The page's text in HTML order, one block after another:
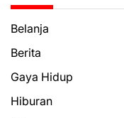
Belanja
Berita
Gaya Hidup
Hiburan